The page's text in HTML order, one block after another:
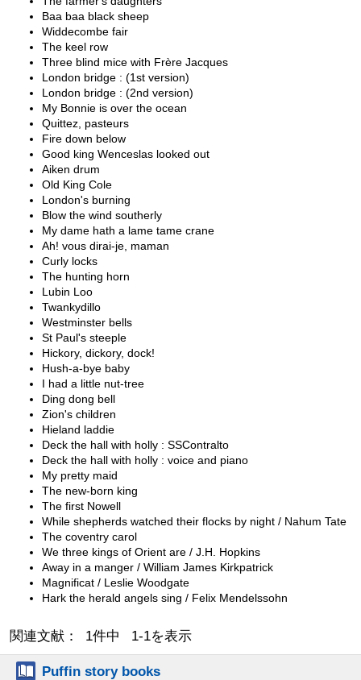
Baa baa black sheep
Widdecombe fair
The keel row
Three blind mice with Frère Jacques
London bridge : (1st version)
London bridge : (2nd version)
My Bonnie is over the ocean
Quittez, pasteurs
Fire down below
Good king Wenceslas looked out
Aiken drum
Old King Cole
London's burning
Blow the wind southerly
My dame hath a lame tame crane
Ah! vous dirai-je, maman
Curly locks
The hunting horn
Lubin Loo
Twankydillo
Westminster bells
St Paul's steeple
Hickory, dickory, dock!
Hush-a-bye baby
I had a little nut-tree
Ding dong bell
Zion's children
Hieland laddie
Deck the hall with holly : SSContralto
Deck the hall with holly : voice and piano
My pretty maid
The new-born king
The first Nowell
While shepherds watched their flocks by night / Nahum Tate
The coventry carol
We three kings of Orient are / J.H. Hopkins
Away in a manger / William James Kirkpatrick
Magnificat / Leslie Woodgate
Hark the herald angels sing / Felix Mendelssohn
関連文献： 1件中 1-1を表示
Puffin story books